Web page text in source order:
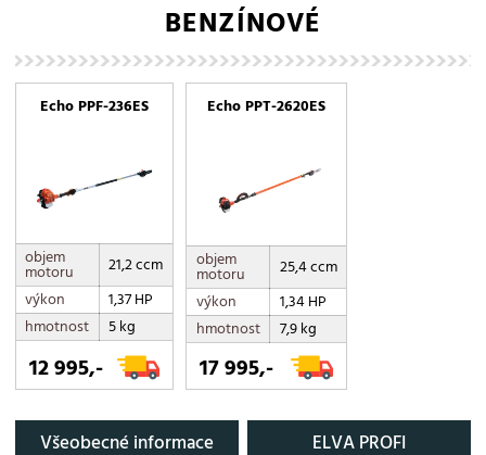
BENZÍNOVÉ
Echo PPF-236ES
objem
motoru
21,2 ccm
výkon
1,37 HP
hmotnost
5 kg
12 995,-
Echo PPT-2620ES
objem
motoru
25,4 ccm
výkon
1,34 HP
hmotnost
7,9 kg
17 995,-
Všeobecné informace ELVA PROFI